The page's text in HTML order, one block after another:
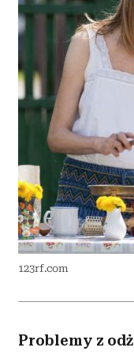
123rf.com
Problemy z